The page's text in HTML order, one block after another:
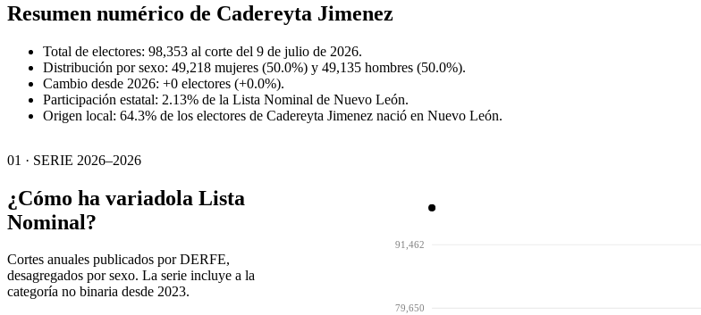
Resumen numérico de Cadereyta Jimenez
Total de electores: 98,353 al corte del 9 de julio de 2026.
Distribución por sexo: 49,218 mujeres (50.0%) y 49,135 hombres (50.0%).
Cambio desde 2026: +0 electores (+0.0%).
Participación estatal: 2.13% de la Lista Nominal de Nuevo León.
Origen local: 64.3% de los electores de Cadereyta Jimenez nació en Nuevo León.
01 · SERIE 2026–2026
¿Cómo ha variadola Lista
Nominal?
Cortes anuales publicados por DERFE,
desagregados por sexo. La serie incluye a la
categoría no binaria desde 2023.
79,650
91,462